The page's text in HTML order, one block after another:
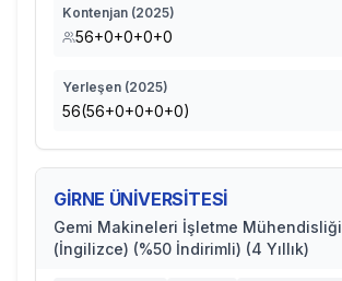
Kontenjan (2025)
56+0+0+0+0
Yerleşen (2025)
56(56+0+0+0+0)
GİRNE ÜNİVERSİTESİ
Gemi Makineleri İşletme Mühendisliği
(İngilizce) (%50 İndirimli) (4 Yıllık)